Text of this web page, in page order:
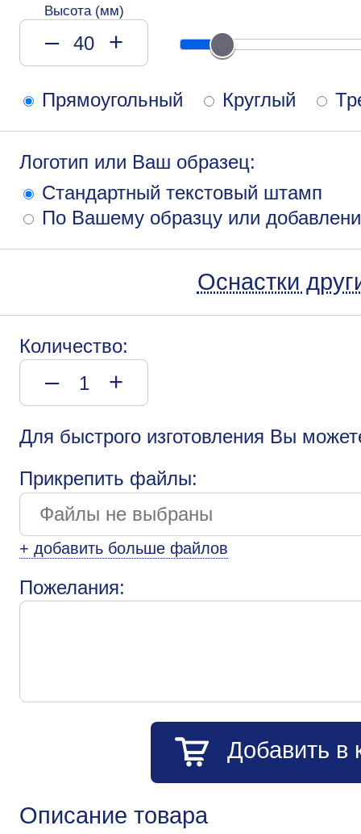
Высота (мм)
– +
Прямоугольный Круглый
Логотип или Ваш образец:
Стандартный текстовый штамп
По Вашему образцу или
Оснастки
Количество:
– +
Для быстрого изготовления Вы
Прикрепить файлы:
+ добавить больше файлов
Пожелания:
Добавить в
Описание товара